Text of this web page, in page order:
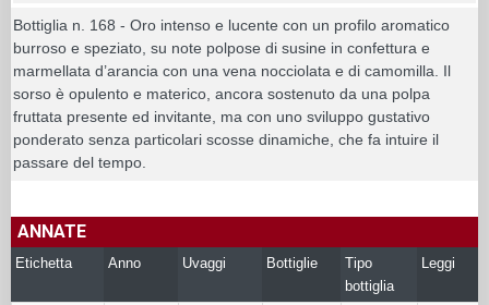
Bottiglia n. 168 - Oro intenso e lucente con un profilo aromatico
burroso e speziato, su note polpose di susine in confettura e
marmellata d’arancia con una vena nocciolata e di camomilla. Il
sorso è opulento e materico, ancora sostenuto da una polpa
fruttata presente ed invitante, ma con uno sviluppo gustativo
ponderato senza particolari scosse dinamiche, che fa intuire il
passare del tempo.
ANNATE
Etichetta Anno Uvaggi Bottiglie
Tipo
bottiglia
Leggi